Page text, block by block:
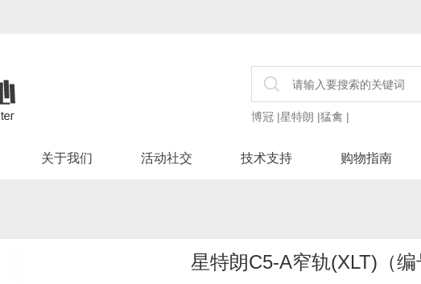
博冠 |星特朗 |猛禽 |
关于我们 活动社交 技术支持 购物指南
星特朗C5-A窄轨(XLT)（编